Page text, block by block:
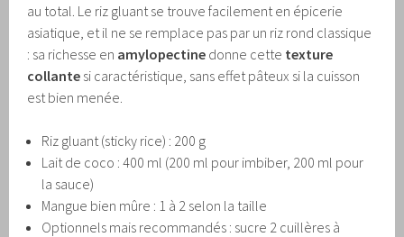
au total. Le riz gluant se trouve facilement en épicerie
asiatique, et il ne se remplace pas par un riz rond classique
: sa richesse en amylopectine donne cette texture
collante si caractéristique, sans effet pâteux si la cuisson
est bien menée.
Riz gluant (sticky rice) : 200 g
Lait de coco : 400 ml (200 ml pour imbiber, 200 ml pour
la sauce)
Mangue bien mûre : 1 à 2 selon la taille
Optionnels mais recommandés : sucre 2 cuillères à